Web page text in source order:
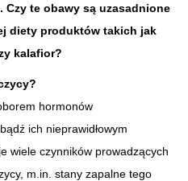
Czy te obawy są uzasadnione
diety produktów takich jak
kalafior?
hormonów
ich nieprawidłowym
wiele czynników prowadzących
m.in. stany zapalne tego